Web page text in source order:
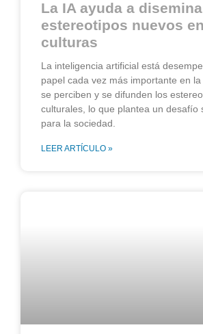
La IA ayuda a
estereotipos nuevos
culturas
La inteligencia artificial está
papel cada vez más importante en
se perciben y se difunden los
culturales, lo que plantea un desafío
para la sociedad.
LEER ARTÍCULO »